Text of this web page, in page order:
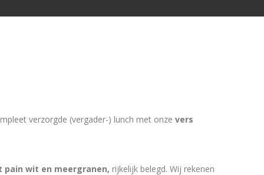
verzorgde (vergader-) lunch met onze vers
pain wit en meergranen, rijkelijk belegd. Wij rekenen